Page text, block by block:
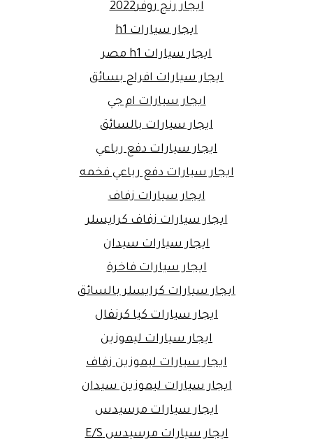
ايجار رنج روفر2022
ايجار سيارات h1
ايجار سيارات h1 مصر
ايجار سيارات افراح بسائق
ايجار سيارات ام جي
ايجار سيارات بالسائق
ايجار سيارات دفع رباعي
ايجار سيارات دفع رباعي فخمه
ايجار سيارات زفاف
ايجار سيارات زفاف كرايسلر
ايجار سيارات سيدان
ايجار سيارات فاخرة
ايجار سيارات كرايسلر بالسائق
ايجار سيارات كيا كرنفال
ايجار سيارات ليموزين
ايجار سيارات ليموزين زفاف
ايجار سيارات ليموزين سيدان
ايجار سيارات مرسيدس
ايجار سيارات مرسيدس E/S